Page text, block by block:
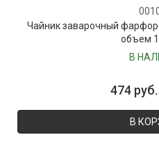
Чайник заварочный
объем
В
474
В